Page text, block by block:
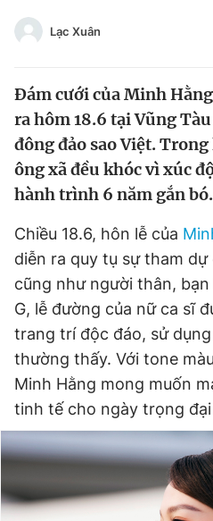
Chào ngày mới
Tin thị trường
Video
Tiện ích
Thông tin tòa soạn
Đọc Thanh Niên trên điện
Lạc Xuân
Đám cưới của Minh
ra hôm 18.6 tại Vũng
đông đảo sao Việt.
ông xã đều khóc vì xúc
hành trình 6 năm gắn bó.
Chiều 18.6, hôn lễ của
diễn ra quy tụ sự tham
cũng như người thân,
G, lễ đường của nữ ca sĩ
trang trí độc đáo, sử
thường thấy. Với tone
Minh Hằng mong muốn
tinh tế cho ngày trọng